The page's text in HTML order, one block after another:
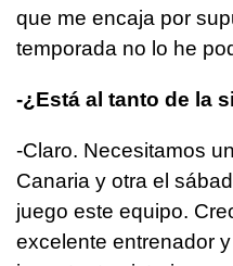
que me encaja por
temporada no lo he
-¿Está al tanto de la
-Claro. Necesitamos
Canaria y otra el
juego este equipo.
excelente entrenador